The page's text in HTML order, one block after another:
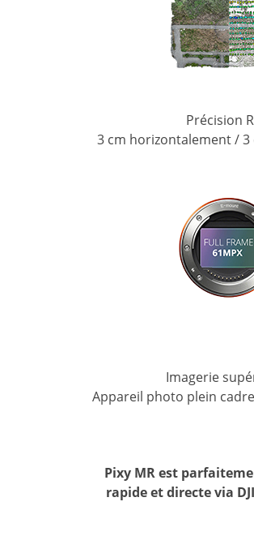
Précision
3 cm horizontalement /
Imagerie
Appareil photo plein
Pixy MR est
rapide et directe via